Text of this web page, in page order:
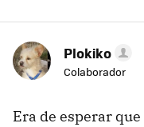
Plokiko
Colaborador
Era de esperar que